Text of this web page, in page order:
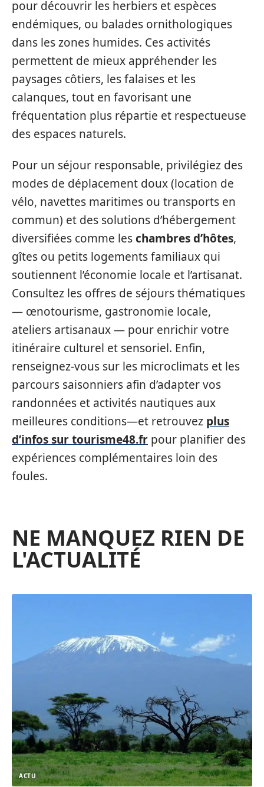
pour découvrir les herbiers et espèces
endémiques, ou balades ornithologiques
dans les zones humides. Ces activités
permettent de mieux appréhender les
paysages côtiers, les falaises et les
calanques, tout en favorisant une
fréquentation plus répartie et respectueuse
des espaces naturels.
Pour un séjour responsable, privilégiez des
modes de déplacement doux (location de
vélo, navettes maritimes ou transports en
commun) et des solutions d’hébergement
diversifiées comme leschambres d’hôtes,
gîtes ou petits logements familiaux qui
soutiennent l’économie locale et l’artisanat.
Consultez les offres de séjours thématiques
— œnotourisme, gastronomie locale,
ateliers artisanaux — pour enrichir votre
itinéraire culturel et sensoriel. Enfin,
renseignez-vous sur les microclimats et les
parcours saisonniers afin d’adapter vos
randonnées et activités nautiques aux
meilleures conditions—et retrouvez plus
d’infos sur tourisme48.fr pour planifier des
expériences complémentaires loin des
foules.
NE MANQUEZ RIEN DE
L'ACTUALITÉ
ACTU